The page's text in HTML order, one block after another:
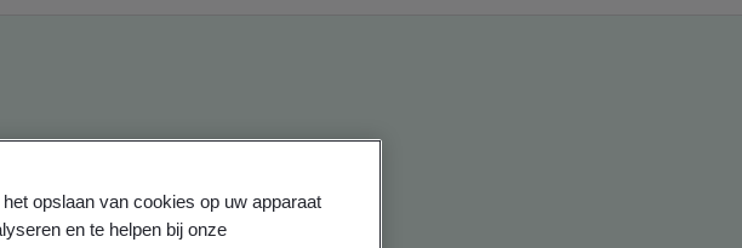
opslaan van cookies op uw apparaat
en te helpen bij onze